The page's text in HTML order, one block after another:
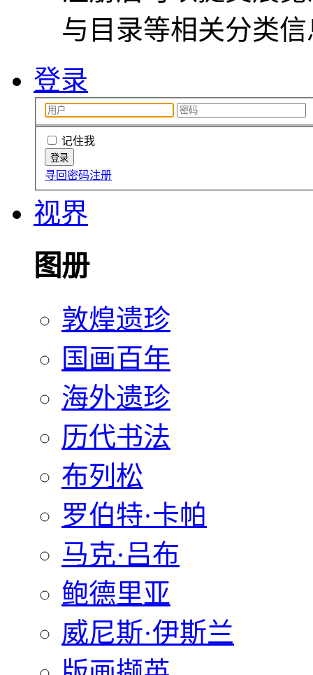
与目录等相关分类
登录
记住我
寻回密码注册
视界
图册
敦煌遗珍
国画百年
海外遗珍
历代书法
布列松
罗伯特·卡帕
马克·吕布
鲍德里亚
威尼斯·伊斯兰